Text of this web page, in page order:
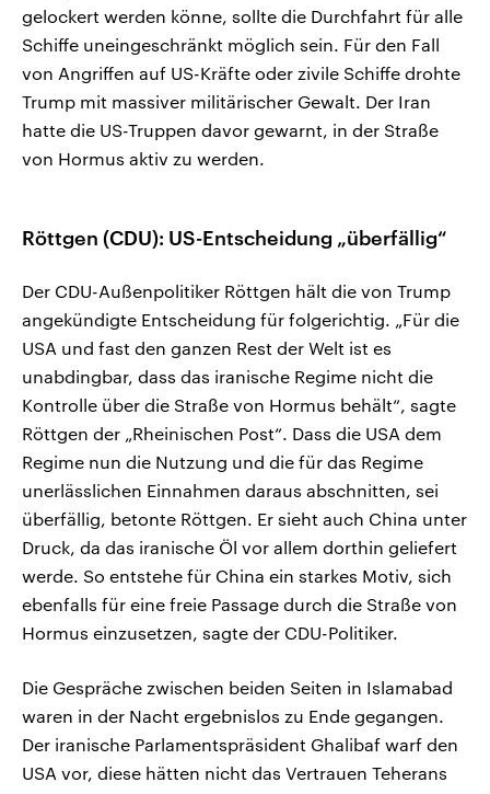
gelockert werden könne, sollte die Durchfahrt für alle
Schiffe uneingeschränkt möglich sein. Für den Fall
von Angriffen auf US-Kräfte oder zivile Schiffe drohte
Trump mit massiver militärischer Gewalt. Der Iran
hatte die US-Truppen davor gewarnt, in der Straße
von Hormus aktiv zu werden.
Röttgen (CDU): US-Entscheidung „überfällig“
Der CDU-Außenpolitiker Röttgen hält die von Trump
angekündigte Entscheidung für folgerichtig. „Für die
USA und fast den ganzen Rest der Welt ist es
unabdingbar, dass das iranische Regime nicht die
Kontrolle über die Straße von Hormus behält“, sagte
Röttgen der „Rheinischen Post“. Dass die USA dem
Regime nun die Nutzung und die für das Regime
unerlässlichen Einnahmen daraus abschnitten, sei
überfällig, betonte Röttgen. Er sieht auch China unter
Druck, da das iranische Öl vor allem dorthin geliefert
werde. So entstehe für China ein starkes Motiv, sich
ebenfalls für eine freie Passage durch die Straße von
Hormus einzusetzen, sagte der CDU-Politiker.
Die Gespräche zwischen beiden Seiten in Islamabad
waren in der Nacht ergebnislos zu Ende gegangen.
Der iranische Parlamentspräsident Ghalibaf warf den
USA vor, diese hätten nicht das Vertrauen Teherans